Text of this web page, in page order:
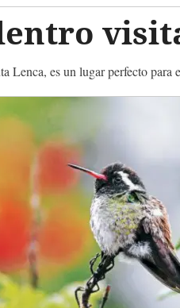
Lenca, es un lugar perfecto para